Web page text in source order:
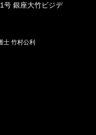
号 銀座大竹ビジデ
士 竹村公利